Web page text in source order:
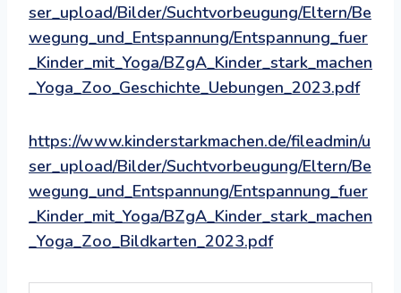
ser_upload/Bilder/Suchtvorbeugung/Eltern/Be
wegung_und_Entspannung/Entspannung_fuer
_Kinder_mit_Yoga/BZgA_Kinder_stark_machen
_Yoga_Zoo_Geschichte_Uebungen_2023.pdf
https://www.kinderstarkmachen.de/fileadmin/u
ser_upload/Bilder/Suchtvorbeugung/Eltern/Be
wegung_und_Entspannung/Entspannung_fuer
_Kinder_mit_Yoga/BZgA_Kinder_stark_machen
_Yoga_Zoo_Bildkarten_2023.pdf